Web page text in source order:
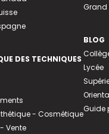
DES TECHNIQUES
- Cosmétique
Vente
Grand
BLOG
Lycée
Guide